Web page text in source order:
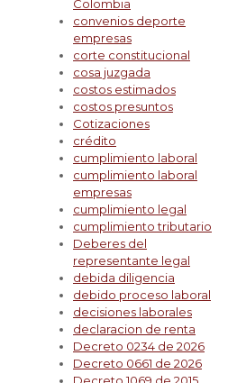
Colombia
convenios deporte
empresas
corte constitucional
cosa juzgada
costos estimados
costos presuntos
Cotizaciones
crédito
cumplimiento laboral
cumplimiento laboral
empresas
cumplimiento legal
cumplimiento tributario
Deberes del
representante legal
debida diligencia
debido proceso laboral
decisiones laborales
declaracion de renta
Decreto 0234 de 2026
Decreto 0661 de 2026